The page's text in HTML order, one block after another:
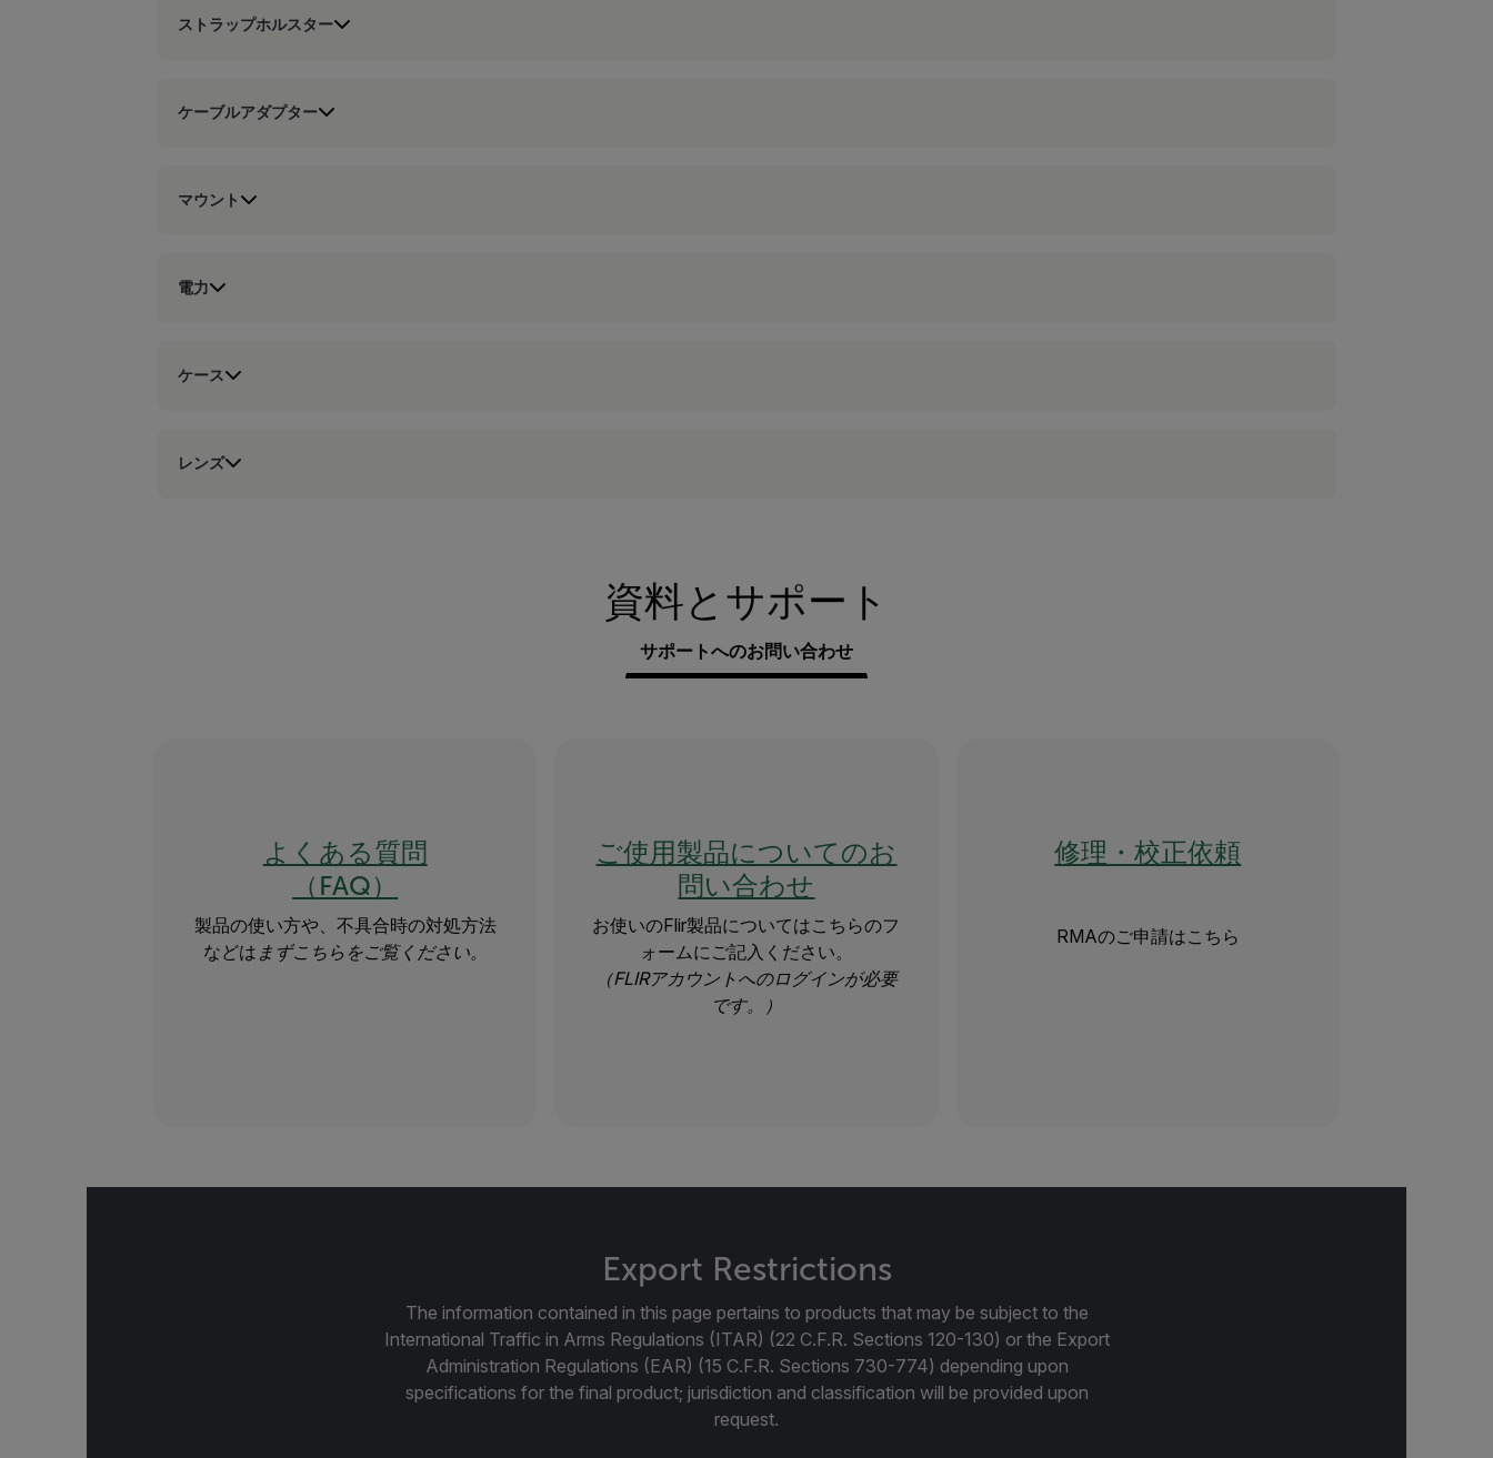
ストラップホルスター
ケーブルアダプター
マウント
電力
ケース
レンズ
資料とサポート
サポートへのお問い合わせ
よくある質問
（FAQ）
製品の使い方や、不具合時の対処方法
などは まずこちらをご覧ください。
ご使用製品についてのお
問い合わせ
お使いのFlir製品についてはこちらのフ
ォームにご記入ください。
（FLIRアカウントへのログインが必要
です。）
修理・校正依頼
RMAのご申請はこちら
Export Restrictions
The information contained in this page pertains to products that may be subject to the
International Traffic in Arms Regulations (ITAR) (22 C.F.R. Sections 120-130) or the Export
Administration Regulations (EAR) (15 C.F.R. Sections 730-774) depending upon
specifications for the final product; jurisdiction and classification will be provided upon
request.